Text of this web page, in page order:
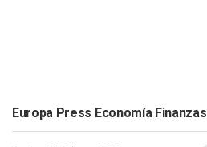
Europa Press Economía Finanzas